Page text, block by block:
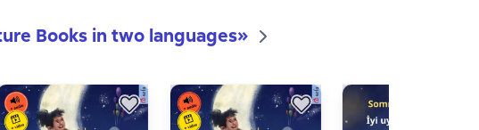
Books in two languages»